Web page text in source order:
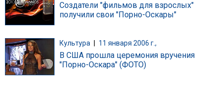
Создатели "фильмов для взрослых"
получили свои "Порно-Оскары"
Культура | 11 января 2006 г.,
В США прошла церемония вручения
"Порно-Оскара" (ФОТО)